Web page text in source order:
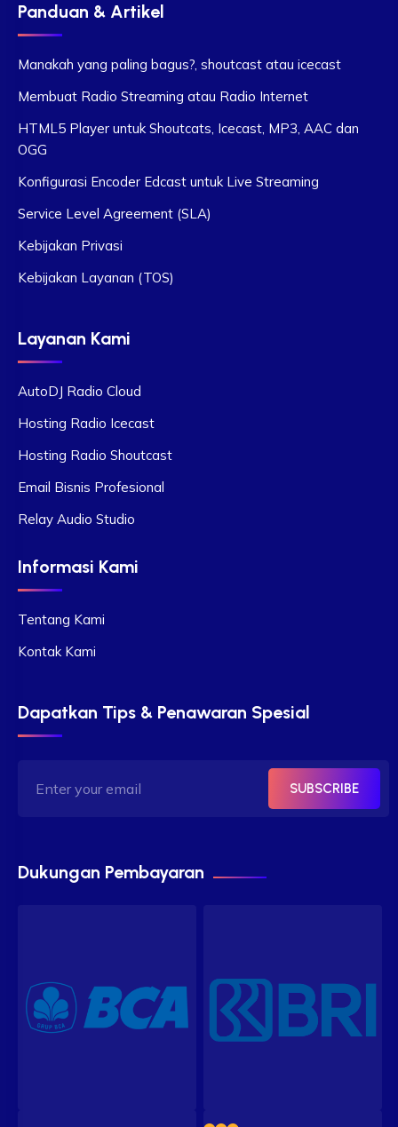
Panduan & Artikel
Manakah yang paling bagus?, shoutcast atau icecast
Membuat Radio Streaming atau Radio Internet
HTML5 Player untuk Shoutcats, Icecast, MP3, AAC dan
OGG
Konfigurasi Encoder Edcast untuk Live Streaming
Service Level Agreement (SLA)
Kebijakan Privasi
Kebijakan Layanan (TOS)
Layanan Kami
AutoDJ Radio Cloud
Hosting Radio Icecast
Hosting Radio Shoutcast
Email Bisnis Profesional
Relay Audio Studio
Informasi Kami
Tentang Kami
Kontak Kami
Dapatkan Tips & Penawaran Spesial
SUBSCRIBE
Dukungan Pembayaran